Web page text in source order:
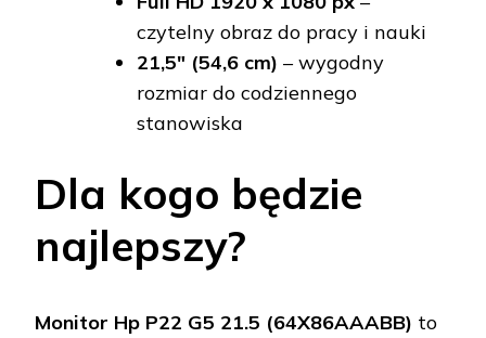
czytelny obraz do pracy i nauki
21,5" (54,6 cm) – wygodny
rozmiar do codziennego
stanowiska
Dla kogo będzie
najlepszy?
Monitor Hp P22 G5 21.5 (64X86AAABB) to